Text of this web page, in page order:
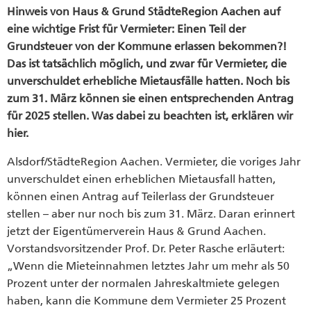
Hinweis von Haus & Grund StädteRegion Aachen auf
eine wichtige Frist für Vermieter: Einen Teil der
Grundsteuer von der Kommune erlassen bekommen?!
Das ist tatsächlich möglich, und zwar für Vermieter, die
unverschuldet erhebliche Mietausfälle hatten. Noch bis
zum 31. März können sie einen entsprechenden Antrag
für 2025 stellen. Was dabei zu beachten ist, erklären wir
hier.
Alsdorf/StädteRegion Aachen. Vermieter, die voriges Jahr
unverschuldet einen erheblichen Mietausfall hatten,
können einen Antrag auf Teilerlass der Grundsteuer
stellen – aber nur noch bis zum 31. März. Daran erinnert
jetzt der Eigentümerverein Haus & Grund Aachen.
Vorstandsvorsitzender Prof. Dr. Peter Rasche erläutert:
„Wenn die Mieteinnahmen letztes Jahr um mehr als 50
Prozent unter der normalen Jahreskaltmiete gelegen
haben, kann die Kommune dem Vermieter 25 Prozent